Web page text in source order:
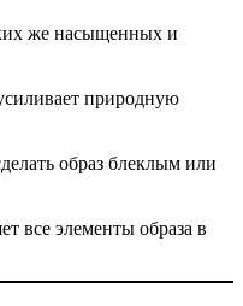
же насыщенных и
природную
образ блеклым или
все элементы образа в